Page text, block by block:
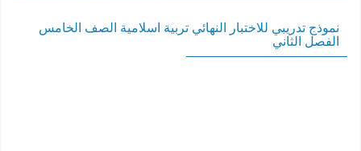
نموذج تدريبي للاختبار النهائي تربية اسلامية الصف الخامس
الفصل الثاني